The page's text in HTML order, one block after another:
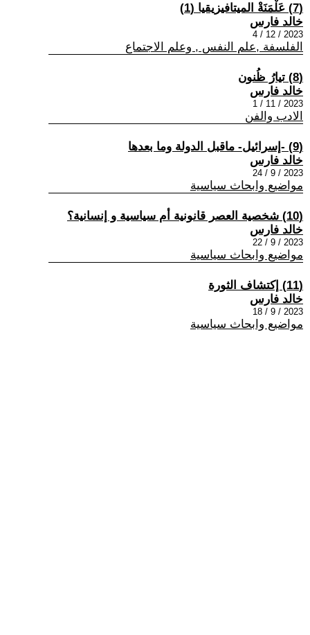
(7) عَلْمَنَةْ الميتافيزيقيا (1)
خالد فارس
2023 / 12 / 4
الفلسفة ,علم النفس , وعلم الاجتماع
(8) تيارُ ظُنون
خالد فارس
2023 / 11 / 1
الادب والفن
(9) -إسرائيل- ماقبل الدولة وما بعدها
خالد فارس
2023 / 9 / 24
مواضيع وابحاث سياسية
(10) شخصية العصر قانونية أم سياسية و إنسانية؟
خالد فارس
2023 / 9 / 22
مواضيع وابحاث سياسية
(11) إكتشاف الثورة
خالد فارس
2023 / 9 / 18
مواضيع وابحاث سياسية